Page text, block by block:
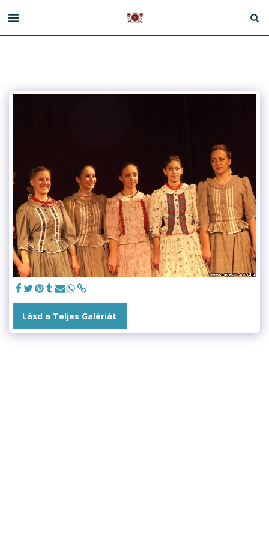
Lásd a Teljes Galériát